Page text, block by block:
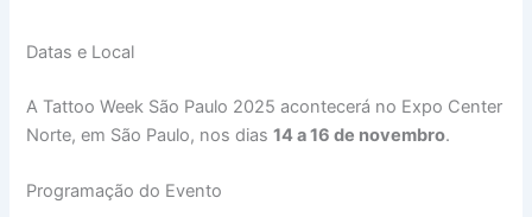
Datas e Local
A Tattoo Week São Paulo 2025 acontecerá no Expo Center
Norte, em São Paulo, nos dias14 a 16 de novembro.
Programação do Evento